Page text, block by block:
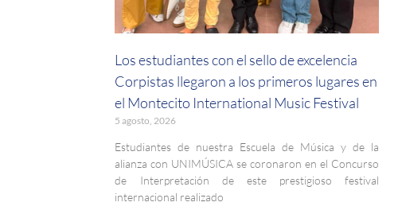
Los estudiantes con el sello de excelencia
Corpistas llegaron a los primeros lugares en
el Montecito International Music Festival
5 agosto, 2026
Estudiantes de nuestra Escuela de Música y de la
alianza con UNIMÚSICA se coronaron en el Concurso
de Interpretación de este prestigioso festival
internacional realizado